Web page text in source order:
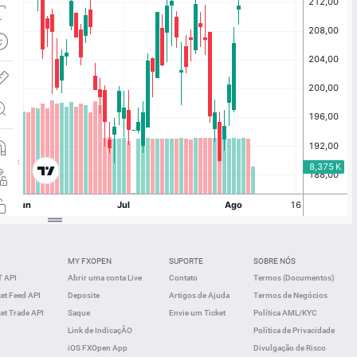
API
Feed API
Trade API
MY FXOPEN
Abrir uma conta Live
Deposite
Saque
Link de IndicaçÂO
iOS FXOpen App
SUPORTE
Contato
Artigos de Ajuda
Envie um Ticket
SOBRE NÓS
Termos (Documentos)
Termos de Negócios
Política AML/KYC
Política de Privacidade
Divulgação de Risco